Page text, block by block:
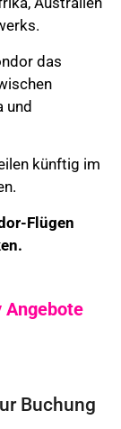
das
und
künftig im
Flügen
Angebote
Buchung